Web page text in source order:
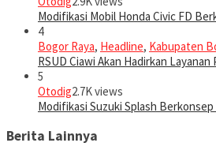
Modifikasi Mobil Honda Civic FD
4
Bogor Raya, Headline, Kabupaten
RSUD Ciawi Akan Hadirkan
5
Otodig2.7K views
Modifikasi Suzuki Splash Berkonsep
Berita Lainnya